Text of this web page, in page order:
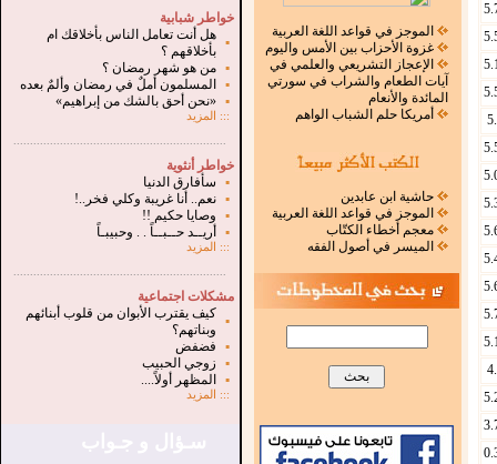
خواطر شبابية
▪
هل أنت تعامل الناس بأخلاقك ام
بأخلاقهم ؟
▪
من هو شهر رمضان ؟
▪
المسلمون أملٌ في رمضان وألمٌ بعده
▪
«نحن أحق بالشك من إبراهيم»
:::
المزيد
خواطر أنثوية
▪
سأفارق الدنيا
▪
نعم.. أنا غريبة وكلي فخر..!
▪
وصايا حكيم !!
▪
أريــد حــبــاً . . وحبيبـاً
:::
المزيد
مشكلات اجتماعية
▪
كيف يقترب الأبوان من قلوب أبنائهم
وبناتهم؟
▪
فضفض
▪
زوجي الحبيب
▪
المظهر أولاً....
::: المزيد
الموجز في قواعد اللغة العربية
غزوة الأحزاب بين الأمس واليوم
الإعجاز التشريعي والعلمي في
آيات الطعام والشراب في سورتي
المائدة والأنعام
أمريكا حلم الشباب الواهم
حاشية ابن عابدين
الموجز في قواعد اللغة العربية
معجم أخطاء الكتّاب
الميسر في أصول الفقه